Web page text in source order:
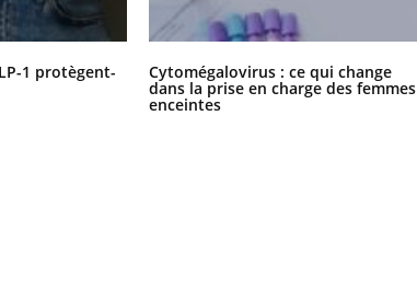
1 protègent- Cytomégalovirus : ce qui change
dans la prise en charge des femmes
enceintes